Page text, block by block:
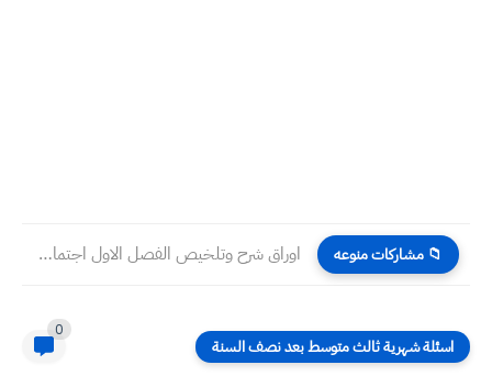
📁 مشاركات منوعه اوراق شرح وتلخيص الفصل الاول اجتماعيات رابع ابتدائي
اسئلة شهرية ثالث متوسط بعد نصف السنة
0